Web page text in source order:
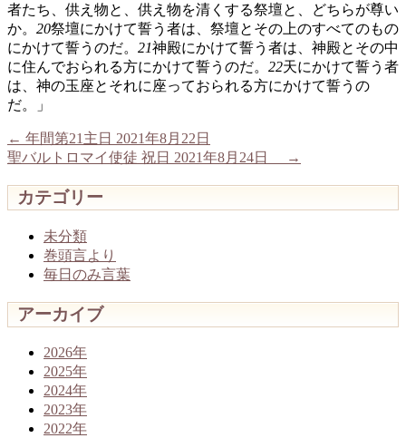
者たち、供え物と、供え物を清くする祭壇と、どちらが尊い
か。 20祭壇にかけて誓う者は、祭壇とその上のすべてのもの
にかけて誓うのだ。 21神殿にかけて誓う者は、神殿とその中
に住んでおられる方にかけて誓うのだ。 22天にかけて誓う者
は、神の玉座とそれに座っておられる方にかけて誓うの
だ。」
← 年間第21主日 2021年8月22日
聖バルトロマイ使徒 祝日 2021年8月24日
→
カテゴリー
未分類
巻頭言より
毎日のみ言葉
アーカイブ
2026年
2025年
2024年
2023年
2022年